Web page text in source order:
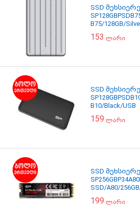
SSD
B75/128GB/
153 ლარი
SSD
B10/Black/USB
159 ლარი
SSD
SSD/A80/
199 ლარი